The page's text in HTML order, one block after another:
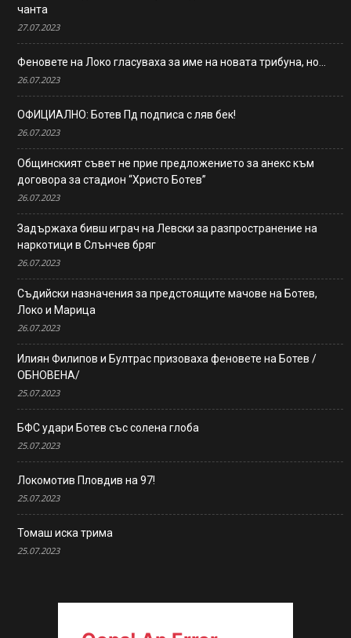
чанта
27.07.2023
Феновете на Локо гласуваха за име на новата трибуна, но…
26.07.2023
ОФИЦИАЛНО: Ботев Пд подписа с ляв бек!
26.07.2023
Общинският съвет не прие предложението за анекс към
договора за стадион “Христо Ботев”
26.07.2023
Задържаха бивш играч на Левски за разпространение на
наркотици в Слънчев бряг
26.07.2023
Съдийски назначения за предстоящите мачове на Ботев,
Локо и Марица
26.07.2023
Илиян Филипов и Бултрас призоваха феновете на Ботев /
ОБНОВЕНА/
25.07.2023
БФС удари Ботев със солена глоба
25.07.2023
Локомотив Пловдив на 97!
25.07.2023
Томаш иска трима
25.07.2023